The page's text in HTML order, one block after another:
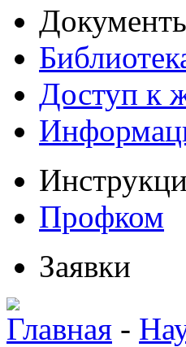
Доступ к
Профком
Заявки
Главная -